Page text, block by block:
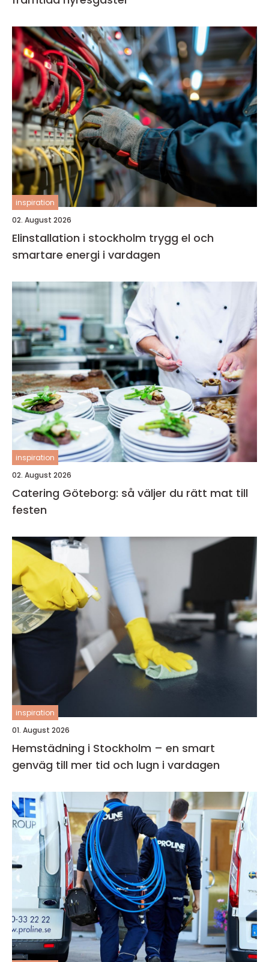
inspiration
02. August 2026
Elinstallation i stockholm trygg el och
smartare energi i vardagen
inspiration
02. August 2026
Catering Göteborg: så väljer du rätt mat till
festen
inspiration
01. August 2026
Hemstädning i Stockholm – en smart
genväg till mer tid och lugn i vardagen